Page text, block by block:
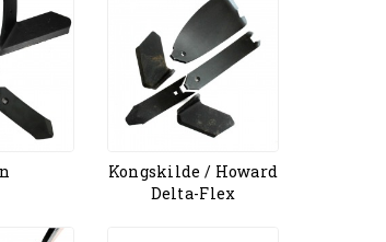
Kongskilde / Howard
Delta-Flex